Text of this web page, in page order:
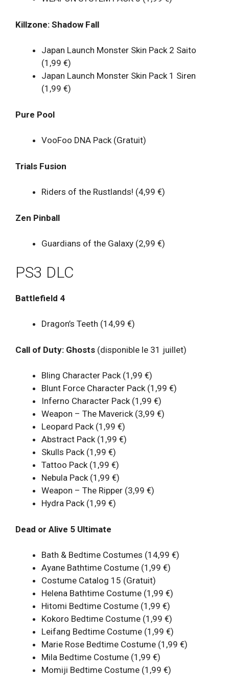
Killzone: Shadow Fall
Japan Launch Monster Skin Pack 2 Saito
(1,99 €)
Japan Launch Monster Skin Pack 1 Siren
(1,99 €)
Pure Pool
VooFoo DNA Pack (Gratuit)
Trials Fusion
Riders of the Rustlands! (4,99 €)
Zen Pinball
Guardians of the Galaxy (2,99 €)
PS3 DLC
Battlefield 4
Dragon’s Teeth (14,99 €)
Call of Duty: Ghosts (disponible le 31 juillet)
Bling Character Pack (1,99 €)
Blunt Force Character Pack (1,99 €)
Inferno Character Pack (1,99 €)
Weapon – The Maverick (3,99 €)
Leopard Pack (1,99 €)
Abstract Pack (1,99 €)
Skulls Pack (1,99 €)
Tattoo Pack (1,99 €)
Nebula Pack (1,99 €)
Weapon – The Ripper (3,99 €)
Hydra Pack (1,99 €)
Dead or Alive 5 Ultimate
Bath & Bedtime Costumes (14,99 €)
Ayane Bathtime Costume (1,99 €)
Costume Catalog 15 (Gratuit)
Helena Bathtime Costume (1,99 €)
Hitomi Bedtime Costume (1,99 €)
Kokoro Bedtime Costume (1,99 €)
Leifang Bedtime Costume (1,99 €)
Marie Rose Bedtime Costume (1,99 €)
Mila Bedtime Costume (1,99 €)
Momiji Bedtime Costume (1,99 €)